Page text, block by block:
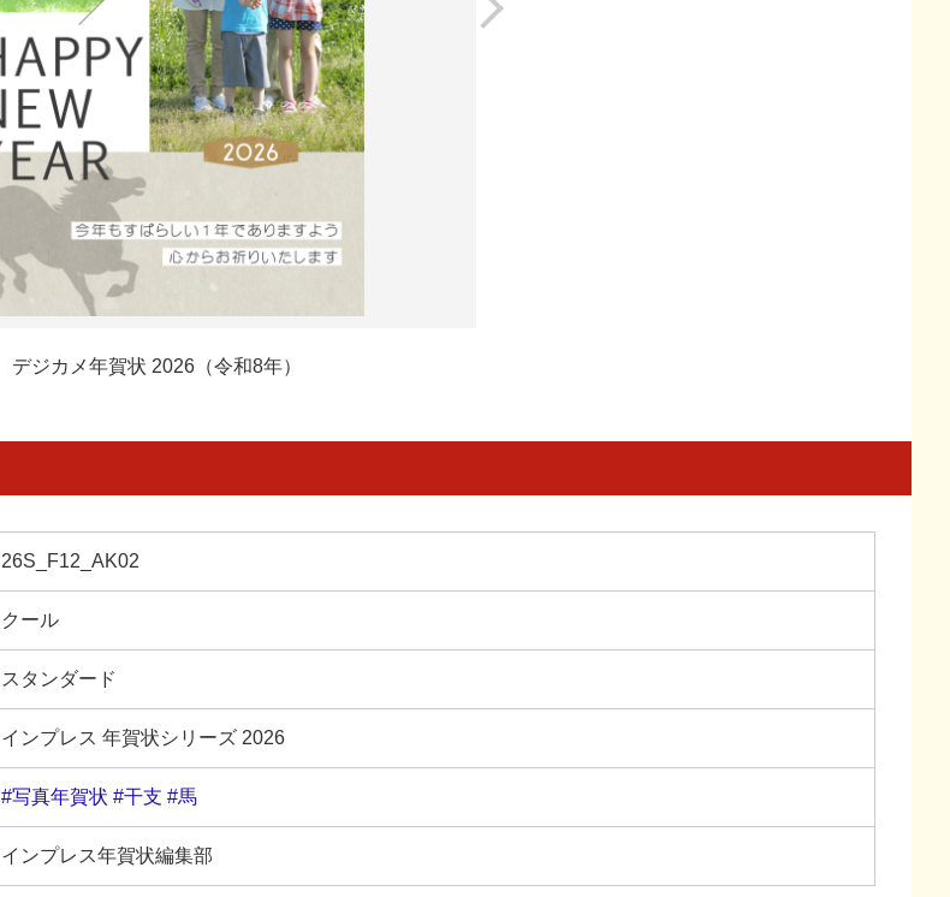
デジカメ年賀状 2026（令和8年）
26S_F12_AK02
クール
スタンダード
インプレス 年賀状シリーズ 2026
#写真年賀状 #干支 #馬
インプレス年賀状編集部